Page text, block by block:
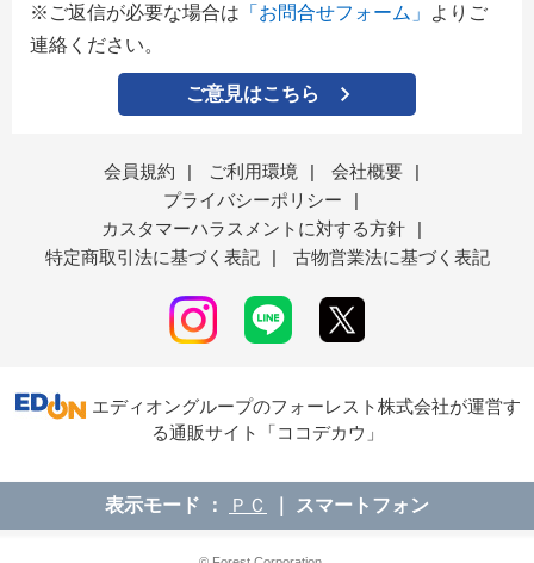
※ご返信が必要な場合は 「お問合せフォーム」
よりご
連絡ください。
ご意見はこちら
会員規約 | ご利用環境 | 会社概要
|
プライバシーポリシー
|
カスタマーハラスメントに対する方針
|
特定商取引法に基づく表記
| 古物営業法に基づく表記
エディオングループのフォーレスト株式会社が運営す
る通販サイト「ココデカウ」
表示モード ＰＣ スマートフォン